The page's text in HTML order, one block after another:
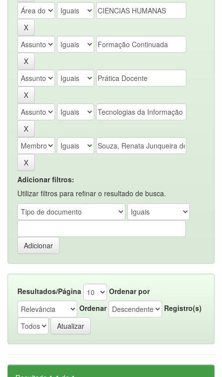
Adicionar filtros:
Utilizar filtros para refinar o resultado de busca.
Resultados/Página
Ordenar por
Ordenar
Registro(s)